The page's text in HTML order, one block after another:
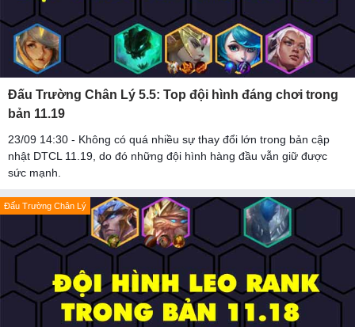
Đấu Trường Chân Lý 5.5: Top đội hình đáng chơi trong
bản 11.19
23/09 14:30 - Không có quá nhiều sự thay đổi lớn trong bản cập
nhật DTCL 11.19, do đó những đội hình hàng đầu vẫn giữ được
sức mạnh.
Đấu Trường Chân Lý